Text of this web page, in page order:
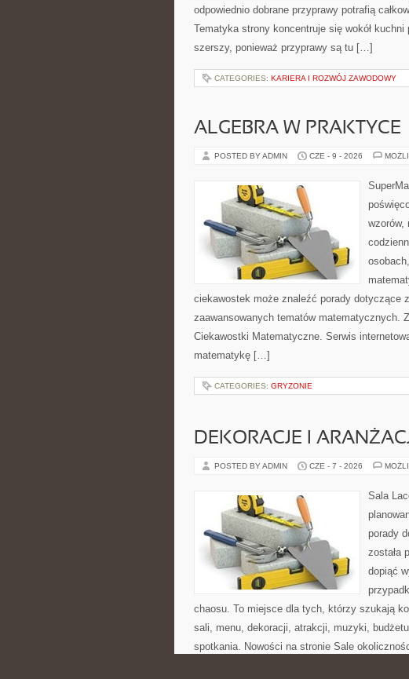
odpowiednio dobrane przyprawy potrafią
Tematyka strony koncentruje się wokół
szerszy, ponieważ przyprawy są tu […]
CATEGORIES: KARIERA I ROZWÓJ ZAWODOWY
ALGEBRA W PRAKTYCE
POSTED BY ADMIN CZE - 9 - 2026
wzorów,
ciekawostek może znaleźć porady dotyczące
zaawansowanych tematów matematycznych.
Ciekawostki Matematyczne. Serwis
matematykę […]
CATEGORIES: GRYZONIE
DEKORACJE I
POSTED BY ADMIN CZE - 7 - 2026
Sala
porady
została
dopiąć
chaosu. To miejsce dla tych, którzy szukają
sali, menu, dekoracji, atrakcji, muzyki,
spotkania. Nowości na stronie Sale